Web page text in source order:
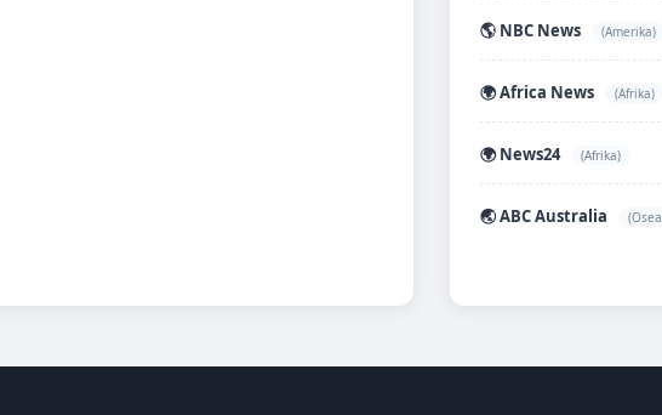
🌎 NBC News (Amerika)
🌍 Africa News (Afrika)
🌍 News24 (Afrika)
🌏 ABC Australia